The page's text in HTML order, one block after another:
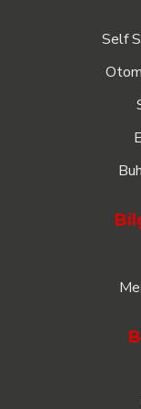
Self